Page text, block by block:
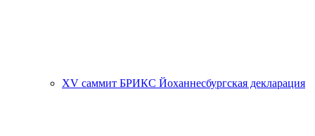
XV саммит БРИКС Йоханнесбургская декларация